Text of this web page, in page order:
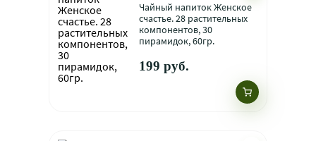
Чайный напиток Женское
счастье. 28 растительных
компонентов, 30
пирамидок, 60гр.
199 руб.